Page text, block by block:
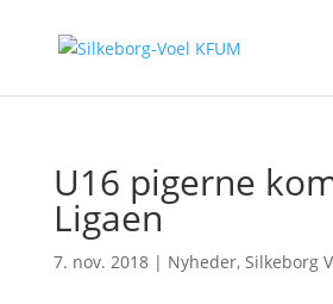
U16 pigerne
Ligaen
7. nov. 2018| Nyheder, Silkeborg